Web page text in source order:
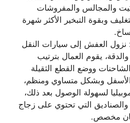
والمجالس والمفروشات
وبقوة التبخير الأكثر شهرة
نزول العفش إلى سيارات النقل
يقوم العمال بترتيب
ووضع القطع الثقيلة
وبشكل متساوي ومنظم،
لسهولة الوصول بعد ذلك،
والصناديق التي تحتوي على زجاج
مخصص.